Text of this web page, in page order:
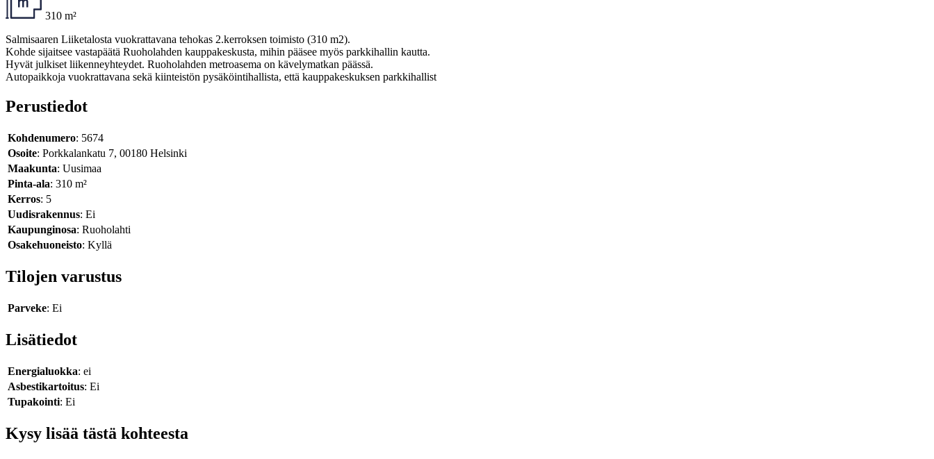
310 m²
Salmisaaren Liiketalosta vuokrattavana tehokas 2.kerroksen toimisto (310 m2).
Kohde sijaitsee vastapäätä Ruoholahden kauppakeskusta, mihin pääsee myös parkkihallin kautta.
Hyvät julkiset liikenneyhteydet. Ruoholahden metroasema on kävelymatkan päässä.
Autopaikkoja vuokrattavana sekä kiinteistön pysäköintihallista, että kauppakeskuksen parkkihallist
Perustiedot
Kohdenumero: 5674
Osoite: Porkkalankatu 7, 00180 Helsinki
Maakunta: Uusimaa
Pinta-ala: 310 m²
Kerros: 5
Uudisrakennus: Ei
Kaupunginosa: Ruoholahti
Osakehuoneisto: Kyllä
Tilojen varustus
Parveke: Ei
Lisätiedot
Energialuokka: ei
Asbestikartoitus: Ei
Tupakointi: Ei
Kysy lisää tästä kohteesta